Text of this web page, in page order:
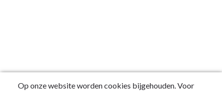
Op onze website worden cookies bijgehouden. Voor